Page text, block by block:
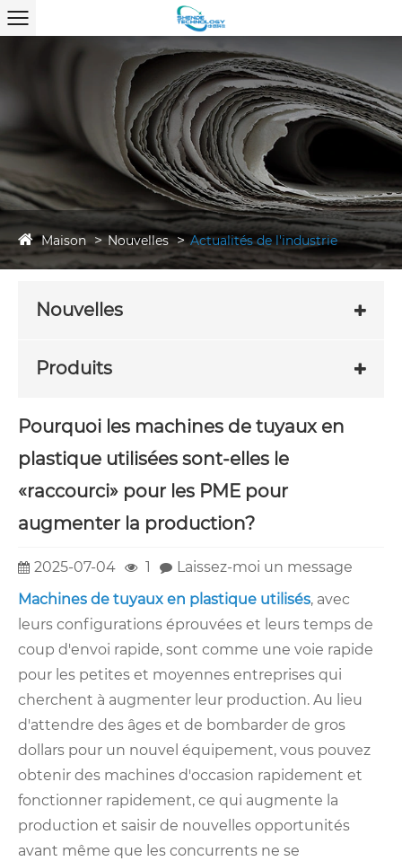
Maison Nouvelles Actualités de l'industrie
Nouvelles
Produits
Pourquoi les machines de tuyaux en
plastique utilisées sont-elles le
«raccourci» pour les PME pour
augmenter la production?
2025-07-04 1
Laissez-moi un message
Machines de tuyaux en plastique utilisés, avec
leurs configurations éprouvées et leurs temps de
coup d'envoi rapide, sont comme une voie rapide
pour les petites et moyennes entreprises qui
cherchent à augmenter leur production. Au lieu
d'attendre des âges et de bombarder de gros
dollars pour un nouvel équipement, vous pouvez
obtenir des machines d'occasion rapidement et
fonctionner rapidement, ce qui augmente la
production et saisir de nouvelles opportunités
avant même que les concurrents ne se